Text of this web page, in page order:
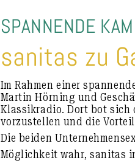
SPANNENDE
sanitas zu
Im Rahmen einer
Martin Hörning und
Klassikradio. Dort bot sich
vorzustellen und die
Die beiden
Möglichkeit wahr, sanitas